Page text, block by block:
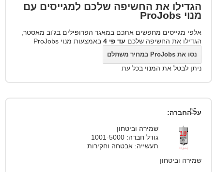
הגדילו את החשיפה שלכם למגייסים עם
מנוי ProJobs
אלפי מגייסים מחפשים אתכם במאגר הפרופילים בג'וב מאסטר,
הגדילו את החשיפה שלכם עד פי 4 באמצעות מנוי ProJobs
נסו את ProJobs במחיר משתלם
ניתן לבטל את המנוי בכל עת
על החברה:
שמירה וביטחון
גודל חברה: 1001-5000
תעשייה: אבטחה וחקירות
שמירה וביטחון